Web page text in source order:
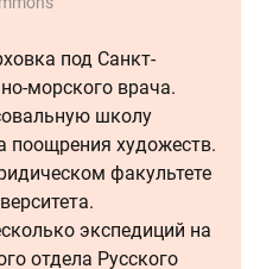
под Санкт-
морского врача.
школу
поощрения художеств.
факультете
экспедиций на
отдела Русского